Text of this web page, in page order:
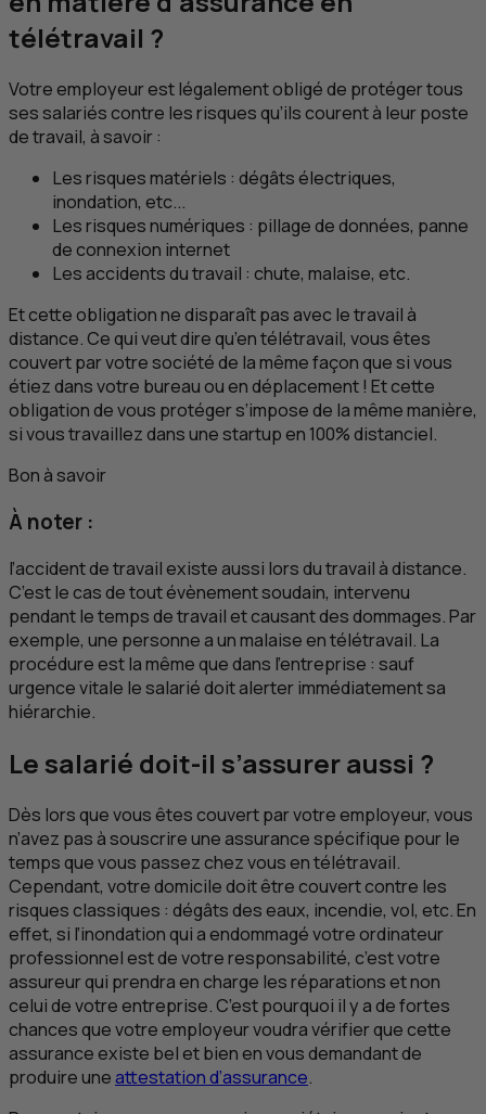
télétravail ?
Votre employeur est légalement obligé de protéger tous
ses salariés contre les risques qu’ils courent à leur poste
de travail, à savoir :
Les risques matériels : dégâts électriques,
inondation, etc...
Les risques numériques : pillage de données, panne
de connexion internet
Les accidents du travail : chute, malaise, etc.
Et cette obligation ne disparaît pas avec le travail à
distance. Ce qui veut dire qu’en télétravail, vous êtes
couvert par votre société de la même façon que si vous
étiez dans votre bureau ou en déplacement ! Et cette
obligation de vous protéger s’impose de la même manière,
si vous travaillez dans une startup en 100% distanciel.
Bon à savoir
À noter :
l’accident de travail existe aussi lors du travail à distance.
C’est le cas de tout évènement soudain, intervenu
pendant le temps de travail et causant des dommages. Par
exemple, une personne a un malaise en télétravail. La
procédure est la même que dans l’entreprise : sauf
urgence vitale le salarié doit alerter immédiatement sa
hiérarchie.
Le salarié doit-il s’assurer aussi ?
Dès lors que vous êtes couvert par votre employeur, vous
n’avez pas à souscrire une assurance spécifique pour le
temps que vous passez chez vous en télétravail.
Cependant, votre domicile doit être couvert contre les
risques classiques : dégâts des eaux, incendie, vol, etc. En
effet, si l’inondation qui a endommagé votre ordinateur
professionnel est de votre responsabilité, c’est votre
assureur qui prendra en charge les réparations et non
celui de votre entreprise. C’est pourquoi il y a de fortes
chances que votre employeur voudra vérifier que cette
assurance existe bel et bien en vous demandant de
produire uneattestation d’assurance.